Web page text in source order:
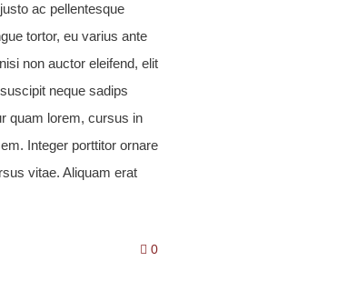
ac pellentesque
tortor, eu varius ante
non auctor eleifend, elit
neque sadips
quam lorem, cursus in
Integer porttitor ornare
vitae. Aliquam erat
0